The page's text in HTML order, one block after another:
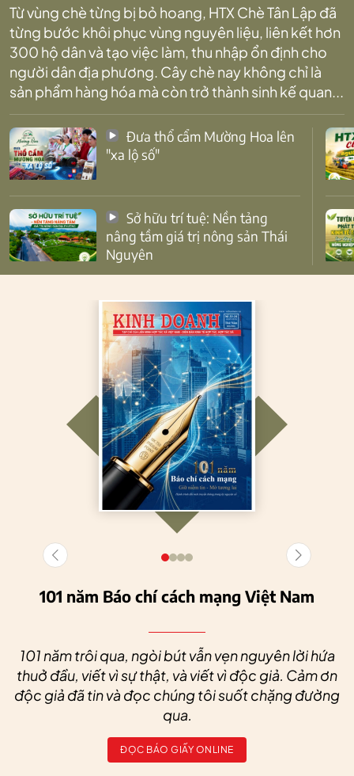
Từ vùng chè từng bị bỏ hoang, HTX Chè Tân Lập đã
từng bước khôi phục vùng nguyên liệu, liên kết hơn
300 hộ dân và tạo việc làm, thu nhập ổn định cho
người dân địa phương. Cây chè nay không chỉ là
sản phẩm hàng hóa mà còn trở thành sinh kế quan...
"xa lộ số"
nâng tầm giá trị nông sản Thái
Nguyên
101 năm Báo chí cách mạng Việt Nam
101 năm trôi qua, ngòi bút vẫn vẹn nguyên lời hứa
thuở đầu, viết vì sự thật, và viết vì độc giả. Cảm ơn
độc giả đã tin và đọc chúng tôi suốt chặng đường
qua.
ĐỌC BÁO GIẤY ONLINE